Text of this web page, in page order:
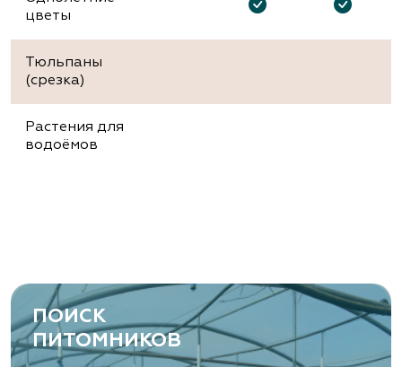
цветы
Тюльпаны
(срезка)
Растения для
водоёмов
ПОИСК
ПИТОМНИКОВ